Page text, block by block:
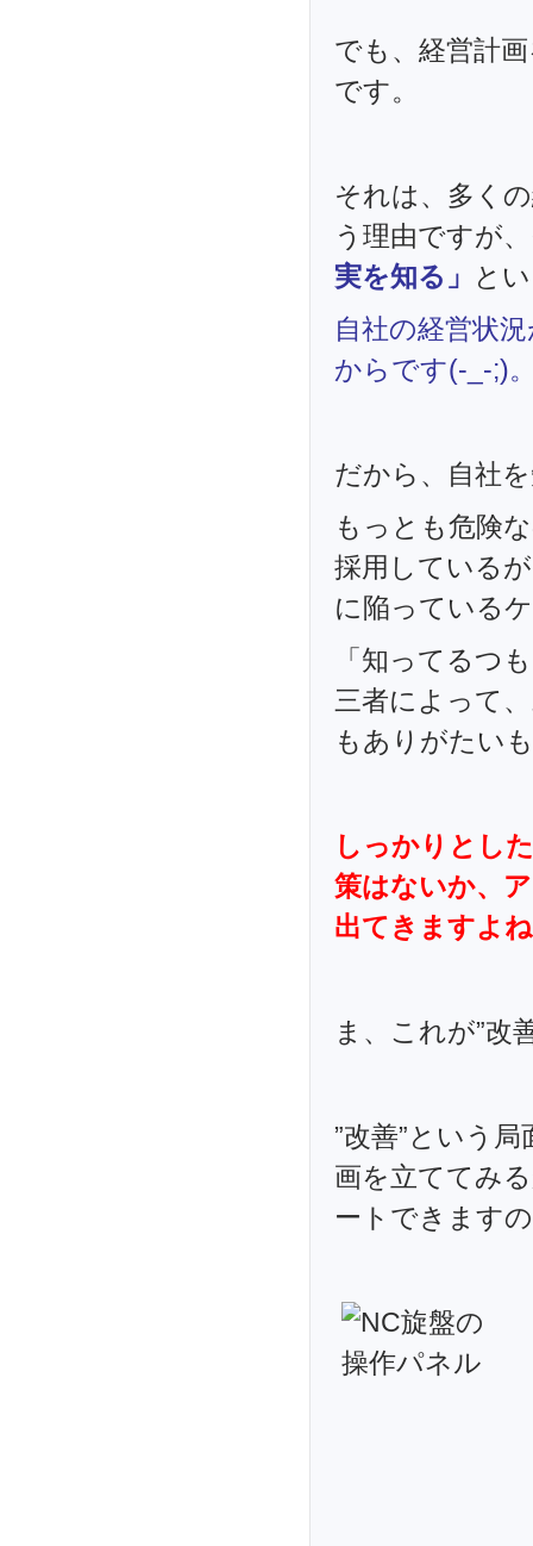
でも、経営計
です。
それは、多く
う理由ですが
実を知る」
と
自社の経営状
からです(-_-;)
だから、自社
もっとも危険
採用している
に陥っている
「知ってるつ
三者によって
もありがたい
しっかりとし
策はないか、
出てきますよ
ま、これが”改
”改善”という
画を立ててみ
ートできます